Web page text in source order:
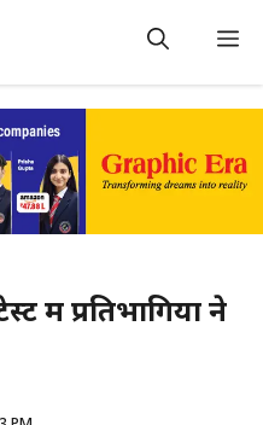
में प्रतिभागियों ने